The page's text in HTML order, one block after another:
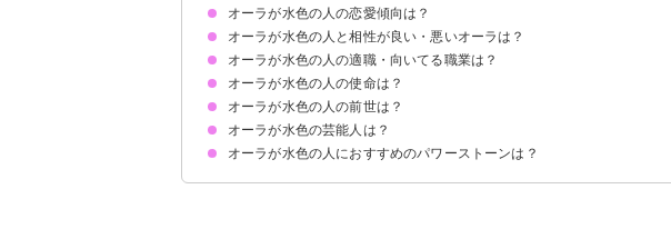
①感受性が高い
②表現力が豊か
③柔軟性がある
④人間味がある
⑤相手の気持ちを大切にする
オーラが水色の人の恋愛傾向は？
相手に翻弄されやすい
受け身の姿勢を取りやすい
情熱的な愛情に惹かれる
尽くす気持ちが強い
傷つくことを恐れやすい
オーラが水色の人と相性が良い・悪いオーラは？
相性が良いオーラ
相性が悪いオーラ
オーラが水色の人の適職・向いてる職業は？
オーラが水色の人の使命は？
周囲の調和を保つこと
オーラが水色の人の前世は？
オーラが水色の芸能人は？
オーラが水色の人におすすめのパワーストーンは？